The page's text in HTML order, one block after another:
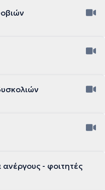
ανέργους - φοιτητές